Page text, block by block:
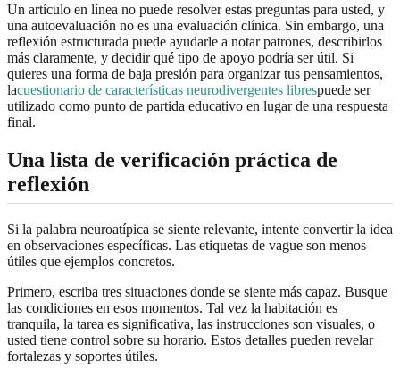
Un artículo en línea no puede resolver estas preguntas para usted, y
una autoevaluación no es una evaluación clínica. Sin embargo, una
reflexión estructurada puede ayudarle a notar patrones, describirlos
más claramente, y decidir qué tipo de apoyo podría ser útil. Si
quieres una forma de baja presión para organizar tus pensamientos,
lacuestionario de características neurodivergentes librespuede ser
utilizado como punto de partida educativo en lugar de una respuesta
final.
Una lista de verificación práctica de
reflexión
Si la palabra neuroatípica se siente relevante, intente convertir la idea
en observaciones específicas. Las etiquetas de vague son menos
útiles que ejemplos concretos.
Primero, escriba tres situaciones donde se siente más capaz. Busque
las condiciones en esos momentos. Tal vez la habitación es
tranquila, la tarea es significativa, las instrucciones son visuales, o
usted tiene control sobre su horario. Estos detalles pueden revelar
fortalezas y soportes útiles.